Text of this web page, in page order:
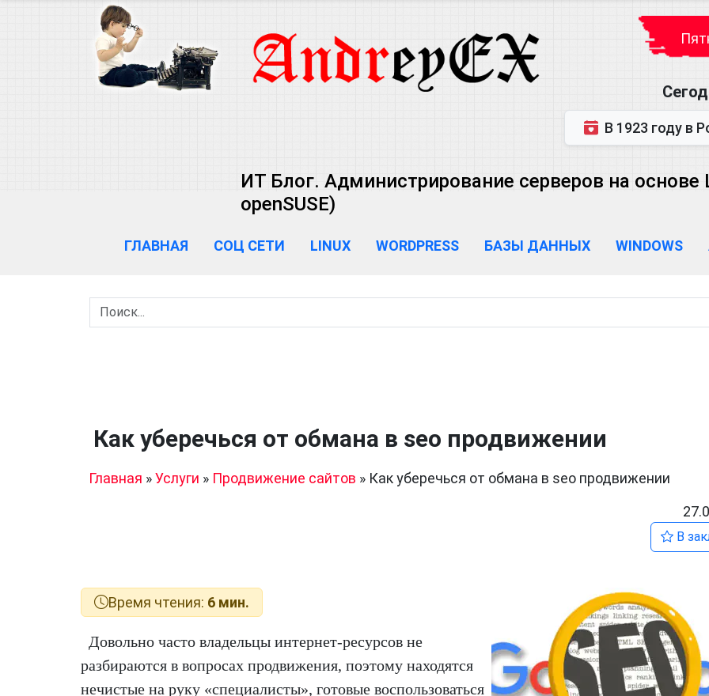
В 1923 году в Ростове-на-Дону
ИТ Блог. Администрирование серверов на основе
openSUSE)
ГЛАВНАЯ СОЦ СЕТИ LINUX WORDPRESS БАЗЫ ДАННЫХ WINDOWS
Как уберечься от обмана в seo продвижении
Главная »Услуги » Продвижение сайтов » Как уберечься от обмана в seo продвижении
В
Время чтения: 6 мин.
Довольно часто владельцы интернет-ресурсов не
разбираются в вопросах продвижения, поэтому находятся
нечистые на руку «специалисты», готовые воспользоваться